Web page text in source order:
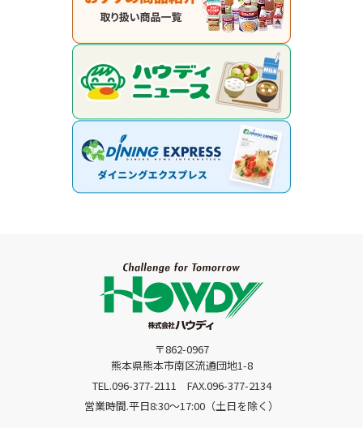
〒862-0967
熊本県熊本市南区流通団地1-8
TEL.096-377-2111
FAX.096-377-2134
営業時間.平日8:30〜17:00（土日を除く）